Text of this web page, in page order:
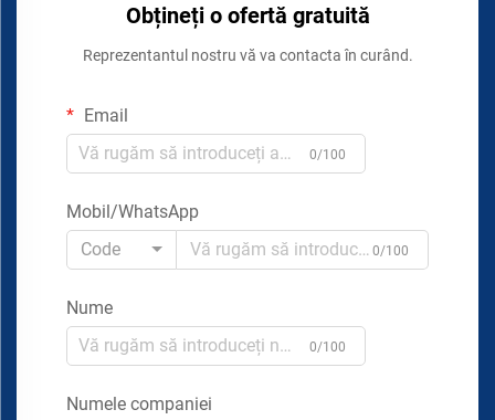
Obțineți o ofertă gratuită
Reprezentantul nostru vă va contacta în curând.
Email
0/100
Mobil/WhatsApp
Code
0/100
Nume
0/100
Numele companiei